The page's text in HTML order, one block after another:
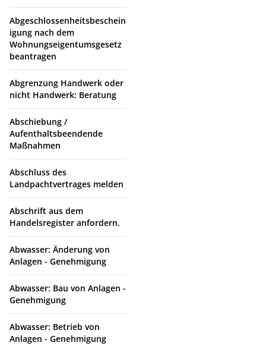
Abgeschlossenheitsbeschein
igung nach dem
Wohnungseigentumsgesetz
beantragen
Abgrenzung Handwerk oder
nicht Handwerk: Beratung
Abschiebung /
Aufenthaltsbeendende
Maßnahmen
Abschluss des
Landpachtvertrages melden
Abschrift aus dem
Handelsregister anfordern.
Abwasser: Änderung von
Anlagen - Genehmigung
Abwasser: Bau von Anlagen -
Genehmigung
Abwasser: Betrieb von
Anlagen - Genehmigung